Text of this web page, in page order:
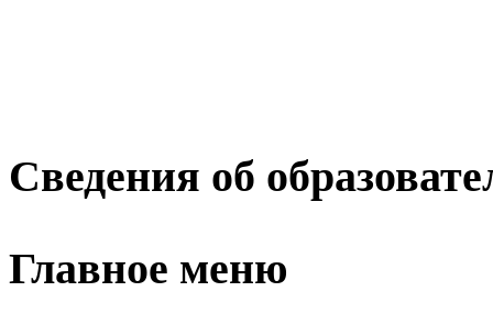
Сведения об
Главное меню